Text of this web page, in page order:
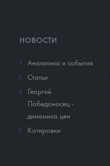
НОВОСТИ
Аналитика и события
Cтатьи
Георгий
Победоносец -
динамика цен
Котировки